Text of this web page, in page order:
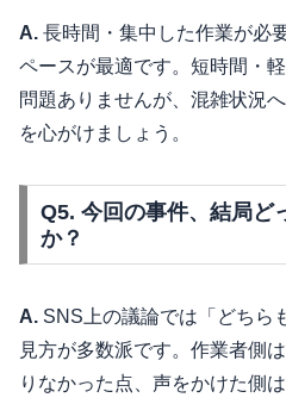
A. 長時間・集中した作業が必
ペースが最適です。短時間・
問題ありませんが、混雑状況
を心がけましょう。
Q5. 今回の事件、結局ど
か？
A. SNS上の議論では「どちら
見方が多数派です。作業者側
りなかった点、声をかけた側